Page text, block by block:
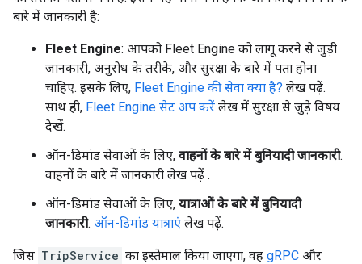
बारे में जानकारी है:
Fleet Engine: आपको Fleet Engine को लागू करने से जुड़ी
जानकारी, अनुरोध के तरीके, और सुरक्षा के बारे में पता होना
चाहिए. इसके लिए, Fleet Engine की सेवा क्या है? लेख पढ़ें.
साथ ही, Fleet Engine सेट अप करें लेख में सुरक्षा से जुड़े विषय
देखें.
ऑन-डिमांड सेवाओं के लिए, वाहनों के बारे में बुनियादी जानकारी.
वाहनों के बारे में जानकारी लेख पढ़ें .
ऑन-डिमांड सेवाओं के लिए, यात्राओं के बारे में बुनियादी
जानकारी. ऑन-डिमांड यात्राएं लेख पढ़ें.
जिस TripService का इस्तेमाल किया जाएगा, वह gRPC और